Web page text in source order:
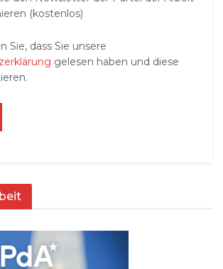
(kostenlos)
Sie, dass Sie unsere
gelesen haben und diese